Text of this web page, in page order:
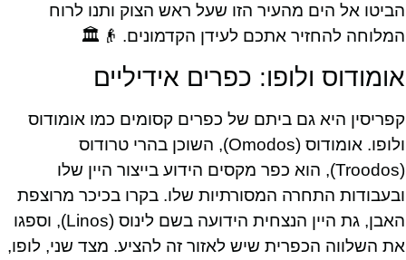
הביטו אל הים מהעיר הזו שעל ראש הצוק ותנו לרוח
המלוחה להחזיר אתכם לעידן הקדמונים. 👴🏛️
אומודוס ולופו: כפרים אידיליים
קפריסין היא גם ביתם של כפרים קסומים כמו אומודוס
ולופו. אומודוס (Omodos), השוכן בהרי טרודוס
(Troodos), הוא כפר מקסים הידוע בייצור היין שלו
ובעבודות התחרה המסורתיות שלו. בקרו בכיכר מרוצפת
האבן, גת היין הנצחית הידועה בשם לינוס (Linos), וספגו
את השלווה הכפרית שיש לאזור זה להציע. מצד שני, לופו,